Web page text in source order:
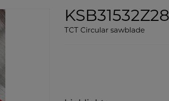
KSB31532Z28
TCT Circular sawblade